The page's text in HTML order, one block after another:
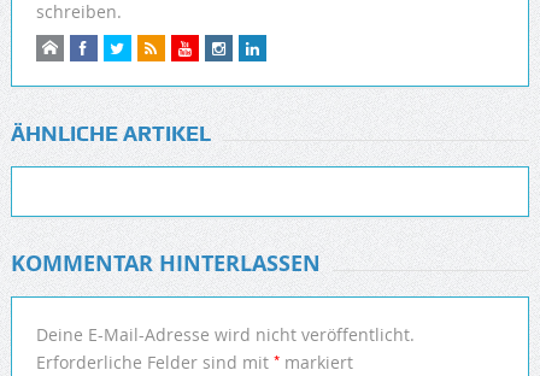
schreiben.
ÄHNLICHE ARTIKEL
KOMMENTAR HINTERLASSEN
Deine E-Mail-Adresse wird nicht veröffentlicht.
Erforderliche Felder sind mit *markiert